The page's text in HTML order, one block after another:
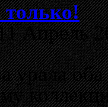
Апрель
урала